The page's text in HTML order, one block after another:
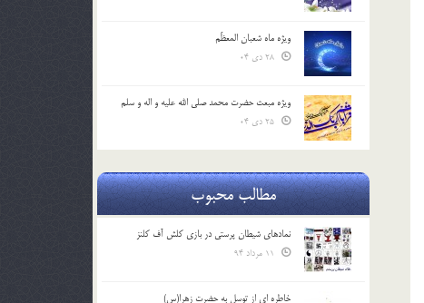
ویژه ماه شعبان المعظّم
ویژه مبعث حضرت محمد صلی الله علیه و اله و سلم
مطالب محبوب
نمادهای شیطان پرستی در بازی کلش آف کلنز
خاطره ای از توسل به حضرت زهرا(س)